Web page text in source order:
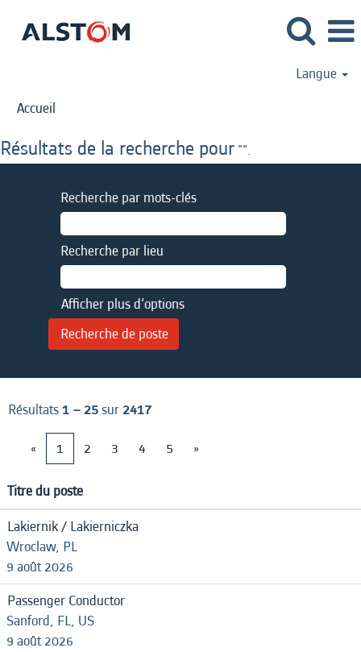
Langue
Accueil
Résultats de la recherche pour "".
Recherche par mots-clés
Recherche par lieu
Afficher plus d’options
Résultats1 – 25sur 2417
«
1 2 3 4 5 »
Titre du poste
Lakiernik / Lakierniczka
Wroclaw, PL
9 août 2026
Passenger Conductor
Sanford, FL, US
9 août 2026